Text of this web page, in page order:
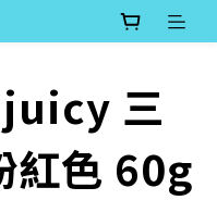
三
紅色 60g